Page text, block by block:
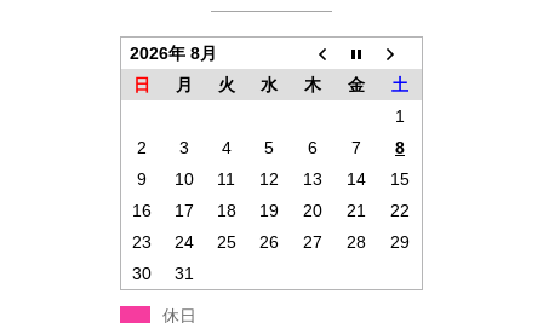
2026年 8月
日
月 火 水 木 金
土
1
2
3 4 5 6 7
8
9
10 11 12 13 14
15
16
17 18 19 20 21
22
23
24 25 26 27 28
29
30
31
休日